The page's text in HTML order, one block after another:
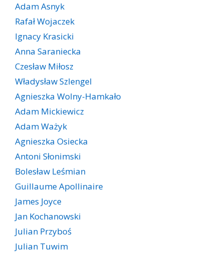
Adam Asnyk
Rafał Wojaczek
Ignacy Krasicki
Anna Saraniecka
Czesław Miłosz
Władysław Szlengel
Agnieszka Wolny-Hamkało
Adam Mickiewicz
Adam Ważyk
Agnieszka Osiecka
Antoni Słonimski
Bolesław Leśmian
Guillaume Apollinaire
James Joyce
Jan Kochanowski
Julian Przyboś
Julian Tuwim